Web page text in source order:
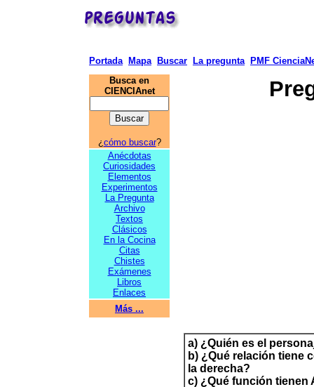
Portada Mapa Buscar La pregunta
PMF
Busca en
CIENCIAnet
¿ cómo buscar?
Anécdotas
Curiosidades
Elementos
Experimentos
La Pregunta
Archivo
Textos
Clásicos
En la Cocina
Citas
Chistes
Exámenes
Libros
Enlaces
Más ...
a) ¿Quién es el
b) ¿Qué relación tiene
la derecha?
c) ¿Qué función tienen